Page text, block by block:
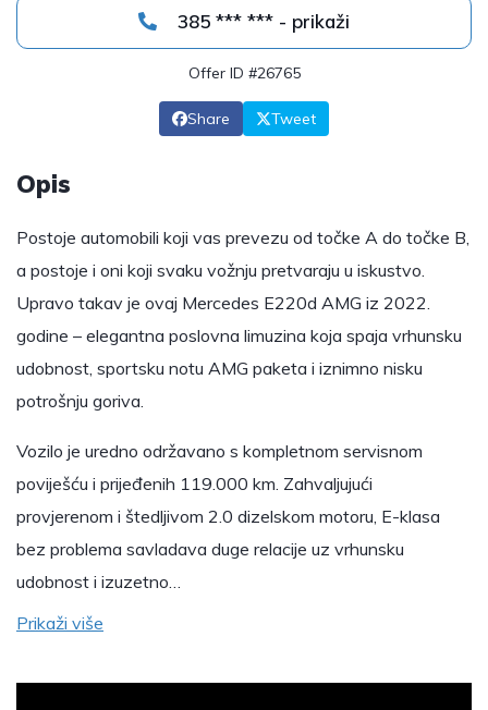
385 *** *** - prikaži
Offer ID #26765
Share Tweet
Opis
Postoje automobili koji vas prevezu od točke A do točke B,
a postoje i oni koji svaku vožnju pretvaraju u iskustvo.
Upravo takav je ovaj Mercedes E220d AMG iz 2022.
godine – elegantna poslovna limuzina koja spaja vrhunsku
udobnost, sportsku notu AMG paketa i iznimno nisku
potrošnju goriva.
Vozilo je uredno održavano s kompletnom servisnom
poviješću i prijeđenih 119.000 km. Zahvaljujući
provjerenom i štedljivom 2.0 dizelskom motoru, E-klasa
bez problema savladava duge relacije uz vrhunsku
udobnost i izuzetno…
Prikaži više